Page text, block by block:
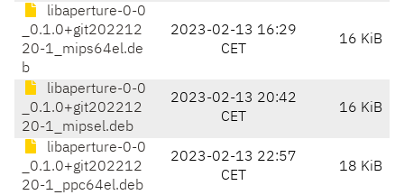
libaperture-0-0
_0.1.0+git202212
20-1_mips64el.de
b
2023-02-13 16:29
CET
16 KiB
libaperture-0-0
_0.1.0+git202212
20-1_mipsel.deb
2023-02-13 20:42
CET
16 KiB
libaperture-0-0
_0.1.0+git202212
20-1_ppc64el.deb
2023-02-13 22:57
CET
18 KiB